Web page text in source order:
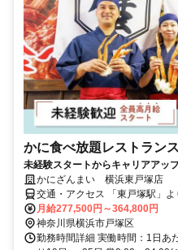
かに食べ放題レストラン
未経験スタートからキャリアアッ
かにざんまい 横浜東戸塚店
交通・アクセス 「東戸塚駅」
バスで＜公園前＞降車徒歩1分
月給277,500円～364,800円
神奈川県横浜市戸塚区
勤務時間詳細 実働時間：1日あ